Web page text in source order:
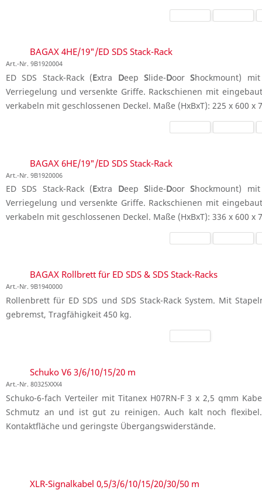
BAGAX 4HE/19"/ED SDS Stack-Rack
Art.-Nr. 9B1920004
ED SDS Stack-Rack (Extra Deep Slide-DoorShockmount)
Verriegelung und versenkte Griffe. Rackschienen mit
verkabeln mit geschlossenen Deckel. Maße (HxBxT): 225 x 600 x
BAGAX 6HE/19"/ED SDS Stack-Rack
Art.-Nr. 9B1920006
ED SDS Stack-Rack (Extra Deep Slide-DoorShockmount)
Verriegelung und versenkte Griffe. Rackschienen mit
verkabeln mit geschlossenen Deckel. Maße (HxBxT): 336 x 600 x
BAGAX Rollbrett für ED SDS & SDS Stack-Racks
Art.-Nr. 9B1940000
Rollenbrett für ED SDS und SDS Stack-Rack System. Mit
gebremst, Tragfähigkeit 450 kg.
Schuko V6 3/6/10/15/20 m
Art.-Nr. 80325XXX4
Schuko-6-fach Verteiler mit Titanex H07RN-F 3 x 2,5 qmm
Schmutz an und ist gut zu reinigen. Auch kalt noch
Kontaktfläche und geringste Übergangswiderstände.
XLR-Signalkabel 0,5/3/6/10/15/20/30/50 m